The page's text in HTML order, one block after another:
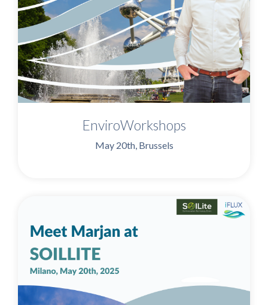
EnviroWorkshops
May 20th, Brussels